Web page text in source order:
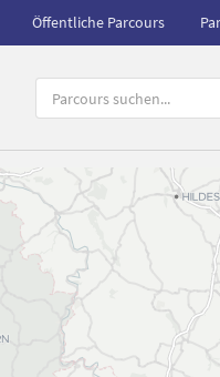
Öffentliche Parcours